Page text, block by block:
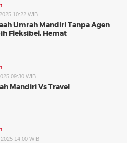
10:22 WIB
Umrah Mandiri Tanpa Agen
Fleksibel, Hemat
09:30 WIB
Mandiri Vs Travel
14:00 WIB